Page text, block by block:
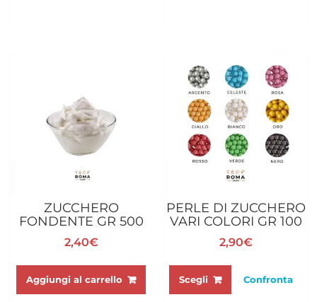
ZUCCHERO
FONDENTE GR 500
2,40€
Aggiungi al carrello
PERLE DI ZUCCHERO
VARI COLORI GR 100
2,90€
Scegli
prodotto
Confronta